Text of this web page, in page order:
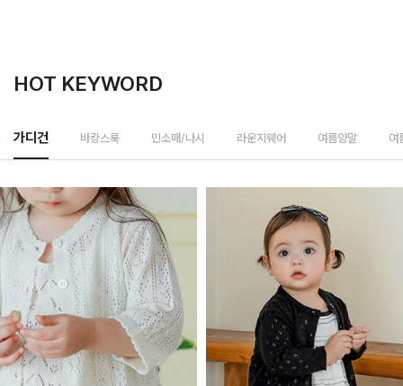
HOT KEYWORD
가디건 바캉스룩 민소매/나시 라운지웨어 여름양말 여